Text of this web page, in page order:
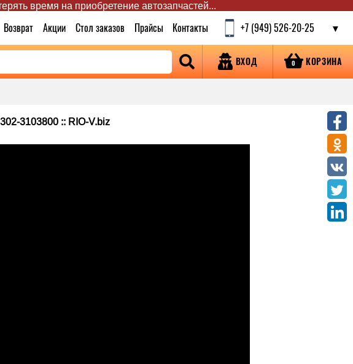
время на приобретение автозапчастей...
Возврат Акции Стол заказов Прайсы Контакты +7 (949) 526-20-25
ВХОД 0 КОРЗИНА
3103800 :: RIO-V.biz